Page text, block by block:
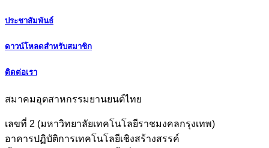
ประชาสัมพันธ์
ดาวน์โหลดสำหรับสมาชิก
ติดต่อเรา
สมาคมอุตสาหกรรมยานยนต์ไทย
เลขที่ 2 (มหาวิทยาลัยเทคโนโลยีราชมงคลกรุงเทพ)
อาคารปฏิบัติการเทคโนโลยีเชิงสร้างสรรค์